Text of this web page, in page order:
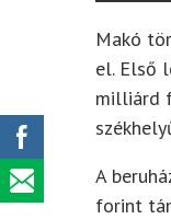
Makó
el. Első
milliárd
A
forint